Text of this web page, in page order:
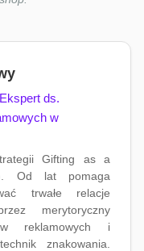
ds.
w
Gifting as a
Od lat pomaga
trwałe relacje
merytoryczny
reklamowych i
znakowania.